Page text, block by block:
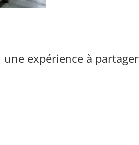
une expérience à partager